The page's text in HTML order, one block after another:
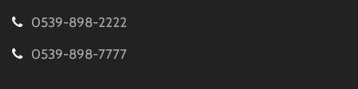
0539-898-2222
0539-898-7777